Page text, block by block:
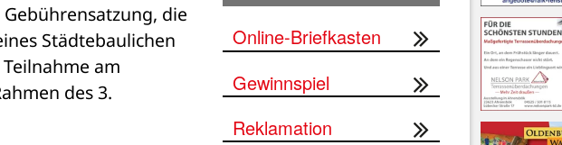
die
Städtebaulichen
am
des 3.
Online-Briefkasten
Gewinnspiel
Reklamation